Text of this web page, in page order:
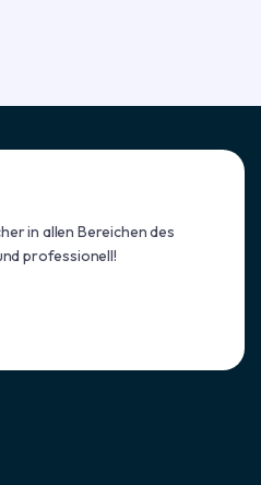
in allen Bereichen des
professionell!